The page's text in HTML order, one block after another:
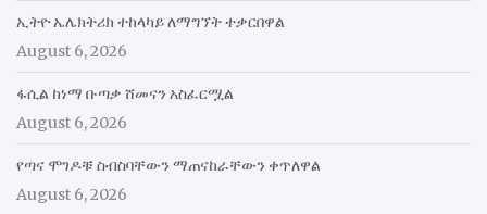
ኢትዮ ኤሌክትሪክ ተከላካይ ለማግኘት ተቃርበዋል
August 6, 2026
ፋሲል ከነማ ቡጣቃ ሸመናን አስፈርሟል
August 6, 2026
የጣና ሞገዶቹ ስብስባቸውን ማጠናከራቸውን ቀጥለዋል
August 6, 2026